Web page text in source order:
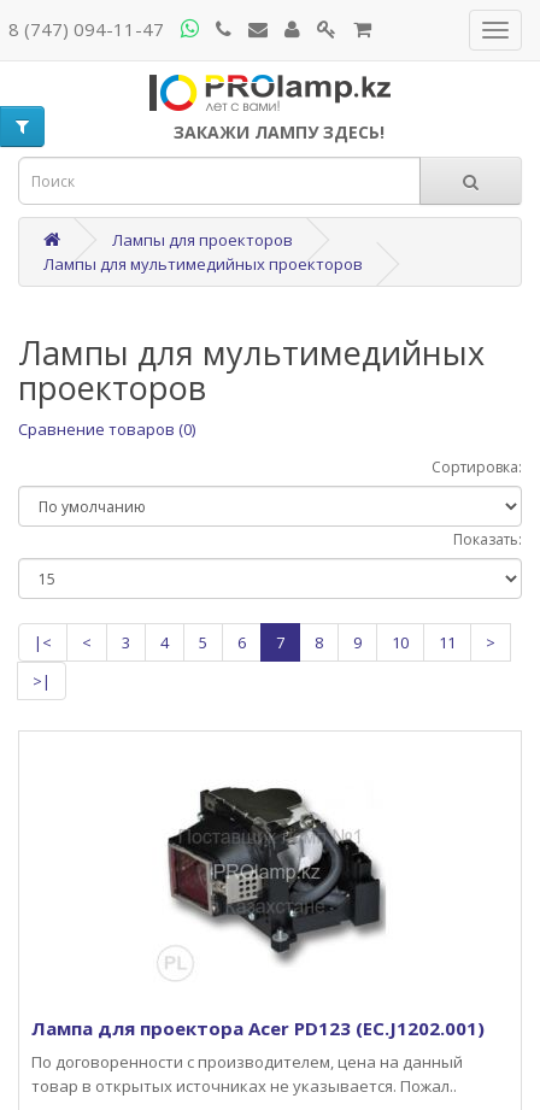
8 (747) 094-11-47
ЗАКАЖИ ЛАМПУ ЗДЕСЬ!
Лампы для проекторов
Лампы для мультимедийных проекторов
Лампы для мультимедийных
проекторов
Сравнение товаров (0)
Сортировка:
Показать:
|< < 3 4 5 6 7 8 9 10 11
>
>|
Лампа для проектора Acer PD123 (EC.J1202.001)
По договоренности с производителем, цена на данный
товар в открытых источниках не указывается. Пожал..